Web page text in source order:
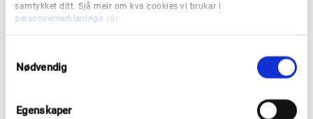
samtykket ditt. Sjå meir om kva cookies vi brukar i
personvernerklæringa vår.
Nødvendig
Egenskaper
Startpunkt:parkering like ved hytta
Fasilitetar
Vedomn:ja